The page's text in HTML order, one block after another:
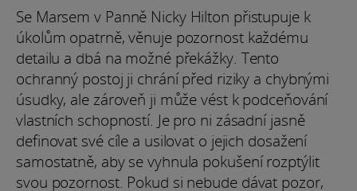
Se Marsem v Panně Nicky Hilton přistupuje k
úkolům opatrně, věnuje pozornost každému
detailu a dbá na možné překážky. Tento
ochranný postoj ji chrání před riziky a chybnými
úsudky, ale zároveň ji může vést k podceňování
vlastních schopností. Je pro ni zásadní jasně
definovat své cíle a usilovat o jejich dosažení
samostatně, aby se vyhnula pokušení rozptýlit
svou pozornost. Pokud si nebude dávat pozor,